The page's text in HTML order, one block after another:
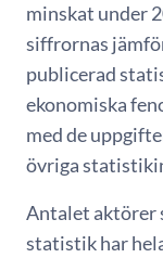
minskat under
siffrornas
publicerad
ekonomiska
med de
övriga
Antalet aktörer
statistik har